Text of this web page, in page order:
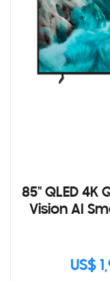
85" QLED 4K
Vision AI
US$